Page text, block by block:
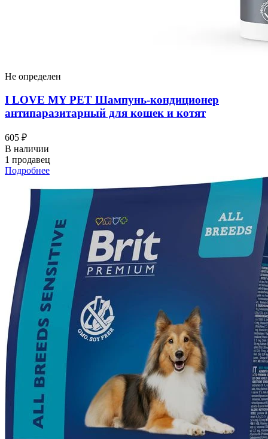
Не определен
I LOVЕ MY PET Шампунь-кондиционер
антипаразитарный для кошек и котят
605 ₽
В наличии
1 продавец
Подробнее